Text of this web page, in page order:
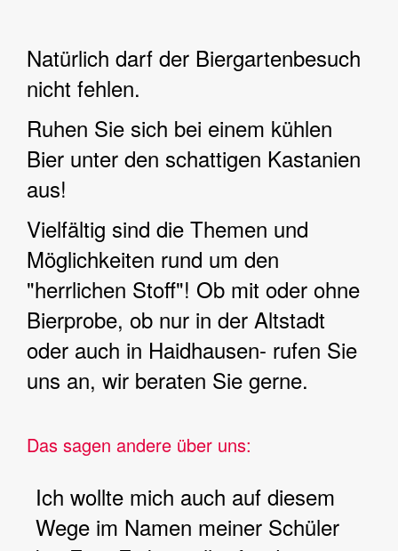
Natürlich darf der Biergartenbesuch
nicht fehlen.
Ruhen Sie sich bei einem kühlen
Bier unter den schattigen Kastanien
aus!
Vielfältig sind die Themen und
Möglichkeiten rund um den
"herrlichen Stoff"! Ob mit oder ohne
Bierprobe, ob nur in der Altstadt
oder auch in Haidhausen- rufen Sie
uns an, wir beraten Sie gerne.
Das sagen andere über uns:
Ich wollte mich auch auf diesem
Wege im Namen meiner Schüler